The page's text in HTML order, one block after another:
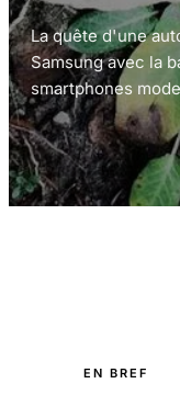
La quête d'une
Samsung avec la
smartphones
EN BREF